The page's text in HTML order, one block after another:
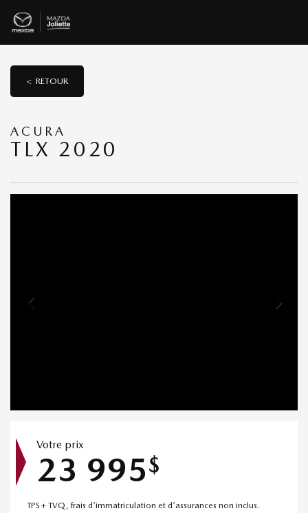
< RETOUR
ACURA
TLX 2020
Votre prix
23 995$
TPS + TVQ, frais d'immatriculation et d'assurances non inclus.